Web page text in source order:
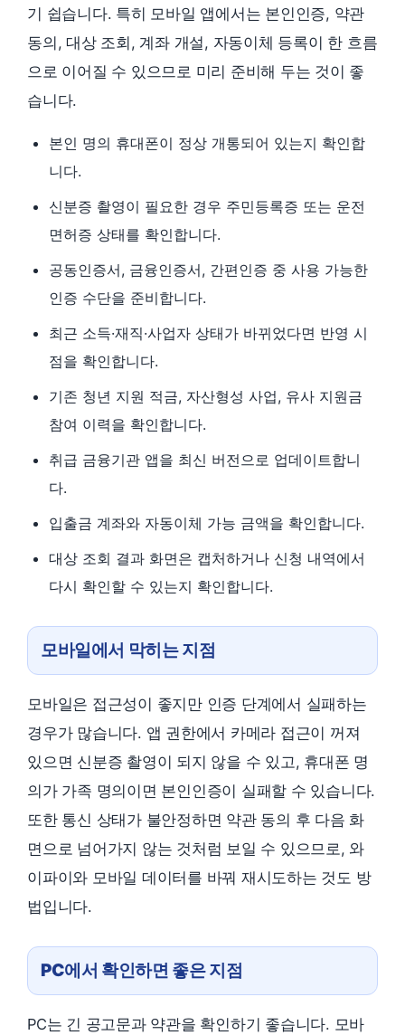
기 쉽습니다. 특히 모바일 앱에서는 본인인증, 약관
동의, 대상 조회, 계좌 개설, 자동이체 등록이 한 흐름
으로 이어질 수 있으므로 미리 준비해 두는 것이 좋
습니다.
본인 명의 휴대폰이 정상 개통되어 있는지 확인합
니다.
신분증 촬영이 필요한 경우 주민등록증 또는 운전
면허증 상태를 확인합니다.
공동인증서, 금융인증서, 간편인증 중 사용 가능한
인증 수단을 준비합니다.
최근 소득·재직·사업자 상태가 바뀌었다면 반영 시
점을 확인합니다.
기존 청년 지원 적금, 자산형성 사업, 유사 지원금
참여 이력을 확인합니다.
취급 금융기관 앱을 최신 버전으로 업데이트합니
다.
입출금 계좌와 자동이체 가능 금액을 확인합니다.
대상 조회 결과 화면은 캡처하거나 신청 내역에서
다시 확인할 수 있는지 확인합니다.
모바일에서 막히는 지점
모바일은 접근성이 좋지만 인증 단계에서 실패하는
경우가 많습니다. 앱 권한에서 카메라 접근이 꺼져
있으면 신분증 촬영이 되지 않을 수 있고, 휴대폰 명
의가 가족 명의이면 본인인증이 실패할 수 있습니다.
또한 통신 상태가 불안정하면 약관 동의 후 다음 화
면으로 넘어가지 않는 것처럼 보일 수 있으므로, 와
이파이와 모바일 데이터를 바꿔 재시도하는 것도 방
법입니다.
PC에서 확인하면 좋은 지점
PC는 긴 공고문과 약관을 확인하기 좋습니다. 모바